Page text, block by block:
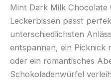
Mint Dark Milk Chocolate
Leckerbissen passt
unterschiedlichsten
entspannen, ein Picknick
oder ein romantisches
Schokoladenwürfel